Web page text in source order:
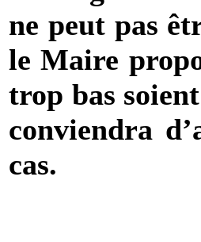
ne peut pas
le Maire
trop bas
conviendra
cas.